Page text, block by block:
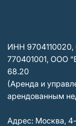
ИНН 9704110020,
770401001,
68.20
(Аренда и
арендованным
Адрес: Москва,